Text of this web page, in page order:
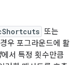
또는
우 포그라운드에 활
에서 특정 횟수만큼